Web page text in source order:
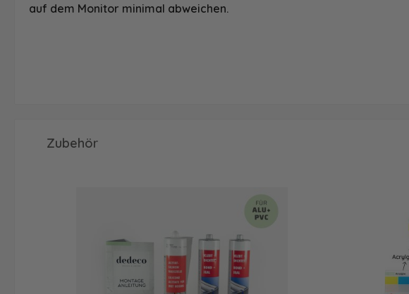
auf dem Monitor minimal abweichen.
Produktgalerie überspringen
Zubehör